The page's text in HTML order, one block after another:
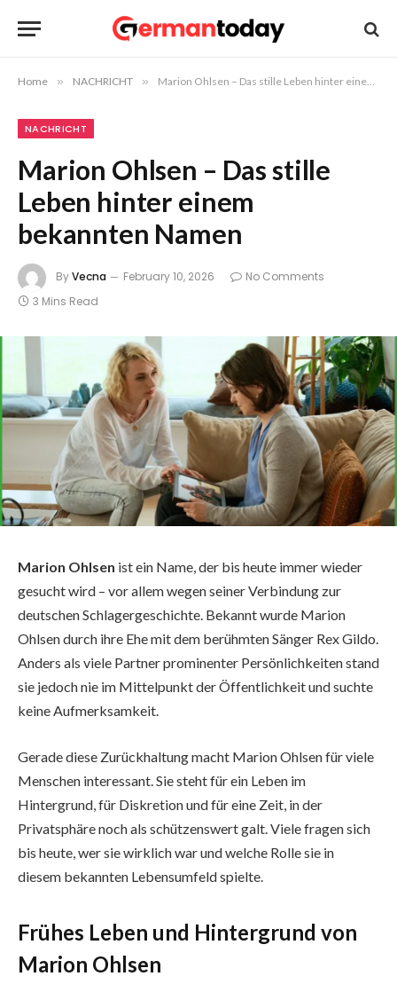
Home » NACHRICHT » Marion Ohlsen – Das stille Leben hinter einem bekannten Namen
NACHRICHT
Marion Ohlsen – Das stille
Leben hinter einem
bekannten Namen
ByVecna February 10, 2026
No Comments
3 Mins Read
Marion Ohlsen ist ein Name, der bis heute immer wieder
gesucht wird – vor allem wegen seiner Verbindung zur
deutschen Schlagergeschichte. Bekannt wurde Marion
Ohlsen durch ihre Ehe mit dem berühmten Sänger Rex Gildo.
Anders als viele Partner prominenter Persönlichkeiten stand
sie jedoch nie im Mittelpunkt der Öffentlichkeit und suchte
keine Aufmerksamkeit.
Gerade diese Zurückhaltung macht Marion Ohlsen für viele
Menschen interessant. Sie steht für ein Leben im
Hintergrund, für Diskretion und für eine Zeit, in der
Privatsphäre noch als schützenswert galt. Viele fragen sich
bis heute, wer sie wirklich war und welche Rolle sie in
diesem bekannten Lebensumfeld spielte.
Frühes Leben und Hintergrund von
Marion Ohlsen